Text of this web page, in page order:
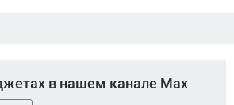
в нашем канале Max